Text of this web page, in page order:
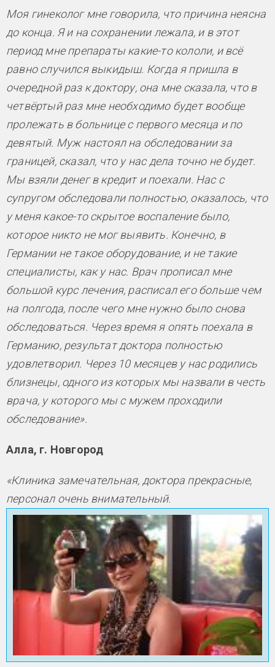
Моя гинеколог мне говорила, что причина неясна
до конца. Я и на сохранении лежала, и в этот
период мне препараты какие-то кололи, и всё
равно случился выкидыш. Когда я пришла в
очередной раз к доктору, она мне сказала, что в
четвёртый раз мне необходимо будет вообще
пролежать в больнице с первого месяца и по
девятый. Муж настоял на обследовании за
границей, сказал, что у нас дела точно не будет.
Мы взяли денег в кредит и поехали. Нас с
супругом обследовали полностью, оказалось, что
у меня какое-то скрытое воспаление было,
которое никто не мог выявить. Конечно, в
Германии не такое оборудование, и не такие
специалисты, как у нас. Врач прописал мне
большой курс лечения, расписал его больше чем
на полгода, после чего мне нужно было снова
обследоваться. Через время я опять поехала в
Германию, результат доктора полностью
удовлетворил. Через 10 месяцев у нас родились
близнецы, одного из которых мы назвали в честь
врача, у которого мы с мужем проходили
обследование».
Алла, г. Новгород
«Клиника замечательная, доктора прекрасные,
персонал очень внимательный.